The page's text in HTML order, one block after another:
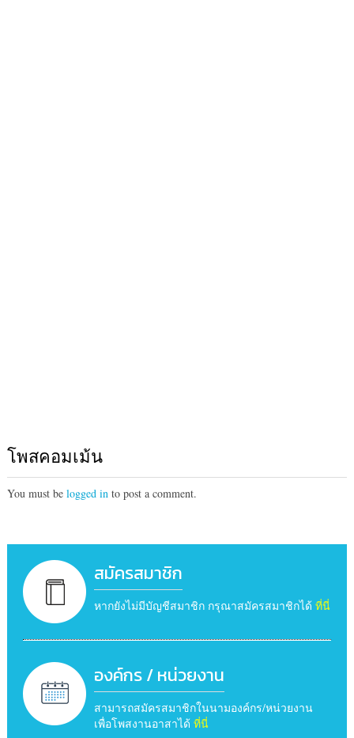
โพสคอมเม้น
You must be logged into post a comment.
สมัครสมาชิก
หากยังไม่มีบัญชีสมาชิก กรุณาสมัครสมาชิกได้ ที่นี่
องค์กร / หน่วยงาน
สามารถสมัครสมาชิกในนามองค์กร/หน่วยงาน
เพื่อโพสงานอาสาได้ ที่นี่